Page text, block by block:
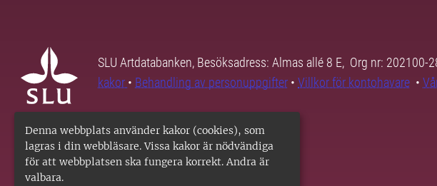
Denna webbplats använder kakor (cookies), som
lagras i din webbläsare. Vissa kakor är nödvändiga
för att webbplatsen ska fungera korrekt. Andra är
valbara.
SLU Artdatabanken, Besöksadress: Almas allé 8 E, Org nr: 202100-
kakor • Behandling av personuppgifter • Villkor för kontohavare •